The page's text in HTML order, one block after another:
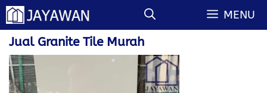
Langsung
ke
isi
MENU
Jual Granite Tile Murah